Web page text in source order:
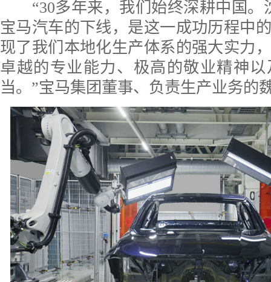
“30多年来，我们始终深耕中国。
宝马汽车的下线，是这一成功历程中
现了我们本地化生产体系的强大实力
卓越的专业能力、极高的敬业精神
当。”宝马集团董事、负责生产业务的